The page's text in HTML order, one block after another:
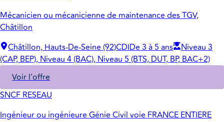
Mécanicien ou mécanicienne de maintenance des TGV,
Châtillon
Châtillon, Hauts-De-Seine (92)CDIDe 3 à 5 ans
Niveau 3
(CAP, BEP), Niveau 4 (BAC), Niveau 5 (BTS, DUT, BP, BAC+2)
Voir l'offre
SNCF RESEAU
Ingénieur ou ingénieure Génie Civil voie FRANCE ENTIERE